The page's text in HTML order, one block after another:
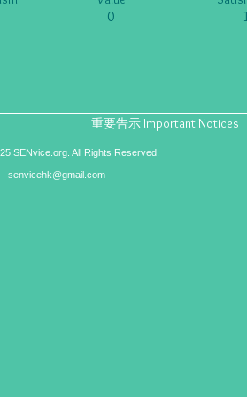
0
重要告示 Important Notices
SENvice.org. All Rights Reserved.
senvicehk@gmail.com